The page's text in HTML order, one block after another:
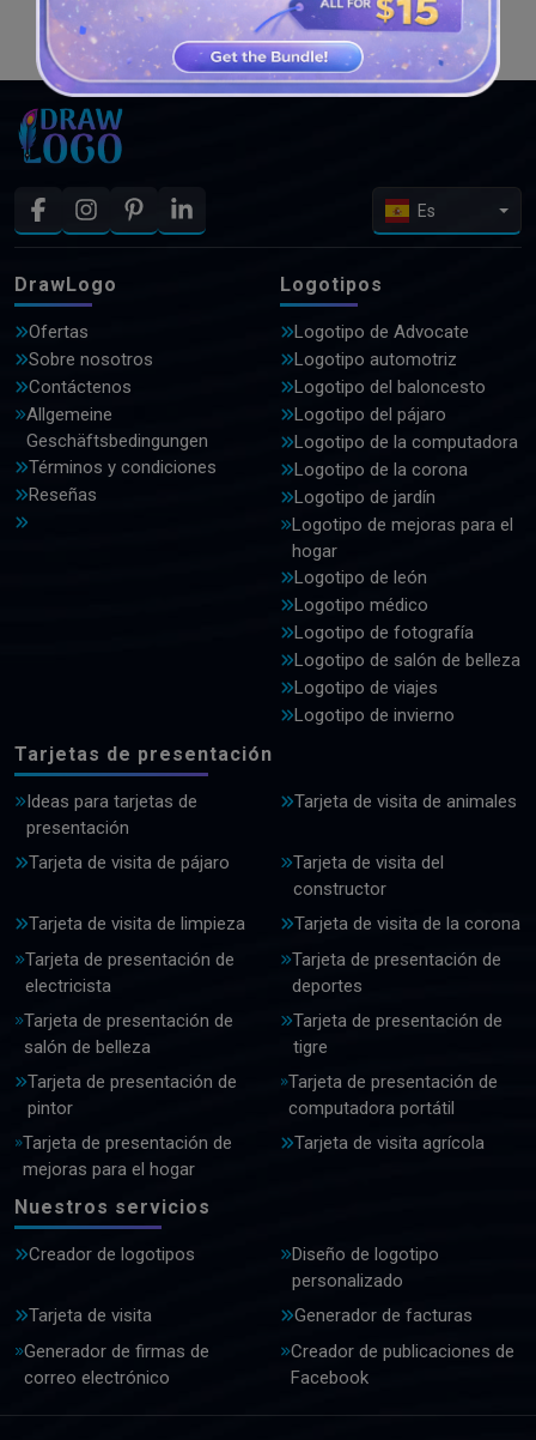
VER MÁS DISEÑOS
Es
DrawLogo
Ofertas
Sobre nosotros
Contáctenos
Allgemeine
Geschäftsbedingungen
Términos y condiciones
Reseñas
Logotipos
Logotipo de Advocate
Logotipo automotriz
Logotipo del baloncesto
Logotipo del pájaro
Logotipo de la computadora
Logotipo de la corona
Logotipo de jardín
Logotipo de mejoras para el
hogar
Logotipo de león
Logotipo médico
Logotipo de fotografía
Logotipo de salón de belleza
Logotipo de viajes
Logotipo de invierno
Tarjetas de presentación
Ideas para tarjetas de
presentación
Tarjeta de visita de animales
Tarjeta de visita de pájaro
Tarjeta de visita del
constructor
Tarjeta de visita de limpieza
Tarjeta de visita de la corona
Tarjeta de presentación de
electricista
Tarjeta de presentación de
deportes
Tarjeta de presentación de
salón de belleza
Tarjeta de presentación de
tigre
Tarjeta de presentación de
pintor
Tarjeta de presentación de
computadora portátil
Tarjeta de presentación de
mejoras para el hogar
Tarjeta de visita agrícola
Nuestros servicios
Creador de logotipos
Diseño de logotipo
personalizado
Tarjeta de visita
Generador de facturas
Generador de firmas de
correo electrónico
Creador de publicaciones de
Facebook